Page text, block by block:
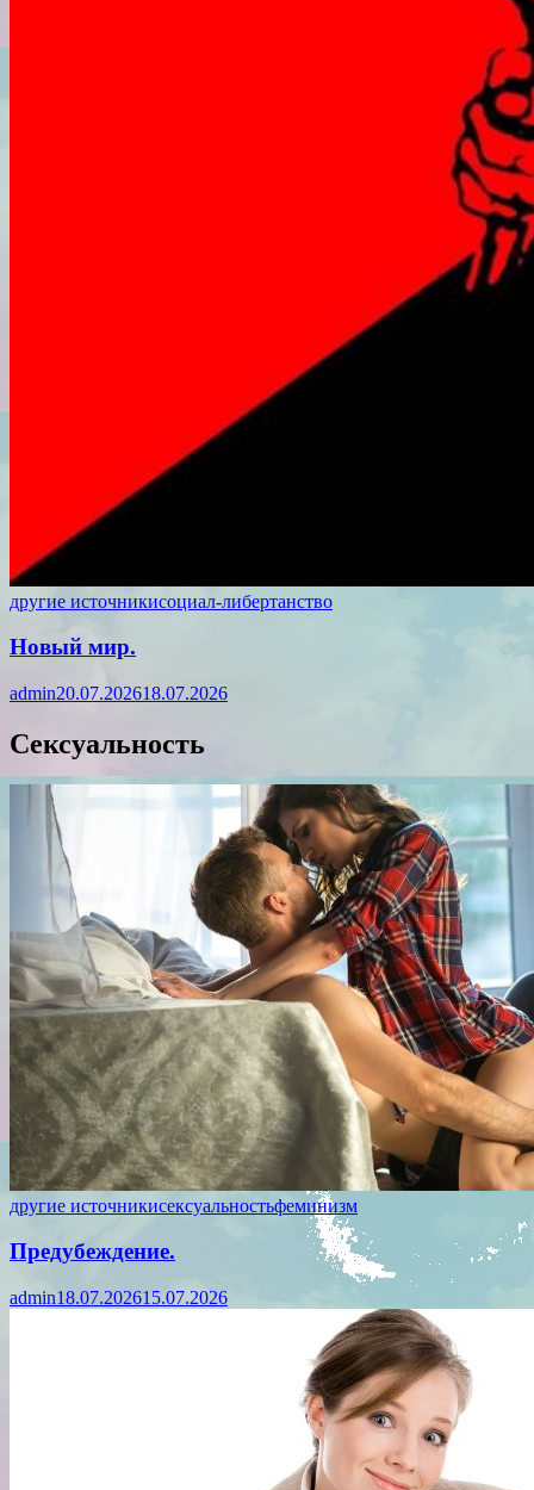
другие источникисоциал-либертанство
Новый мир.
admin20.07.202618.07.2026
Сексуальность
другие источникисексуальностьфеминизм
Предубеждение.
admin18.07.202615.07.2026